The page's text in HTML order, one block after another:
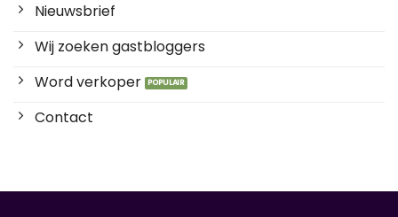
Nieuwsbrief
Wij zoeken gastbloggers
Word verkoper
Contact